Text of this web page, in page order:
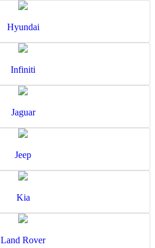
Hyundai
Infiniti
Jaguar
Jeep
Kia
Land Rover